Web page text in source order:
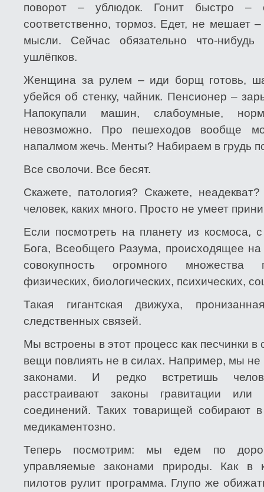
поворот – ублюдок. Гонит быстро –
соответственно, тормоз. Едет, не мешает
мысли. Сейчас обязательно что-
ушлёпков.
Женщина за рулем – иди борщ готовь,
убейся об стенку, чайник. Пенсионер –
Напокупали машин, слабоумные,
невозможно. Про пешеходов вообще
напалмом жечь. Менты? Набираем в грудь
Все сволочи. Все бесят.
Скажете, патология? Скажете,
человек, каких много. Просто не умеет
Если посмотреть на планету из космоса,
Бога, Всеобщего Разума, происходящее
совокупность огромного множества
физических, биологических, психических,
Такая гигантская движуха,
следственных связей.
Мы встроены в этот процесс как песчинки в
вещи повлиять не в силах. Например, мы
законами. И редко встретишь
расстраивают законы гравитации или
соединений. Таких товарищей собирают
медикаментозно.
Теперь посмотрим: мы едем по
управляемые законами природы. Как в
пилотов рулит программа. Глупо же